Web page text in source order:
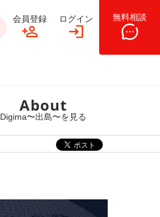
会員登録 ログイン 無料相談
About
Digima〜出島〜を見る